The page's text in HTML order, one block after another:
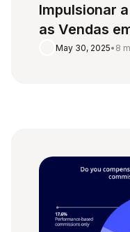
Impulsionar
as Vendas
May 30, 2025• 8